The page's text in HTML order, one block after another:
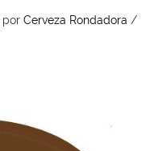
por Cerveza Rondadora /